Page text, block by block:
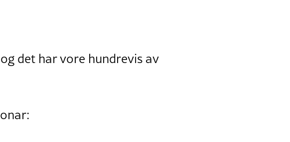
det har vore hundrevis av